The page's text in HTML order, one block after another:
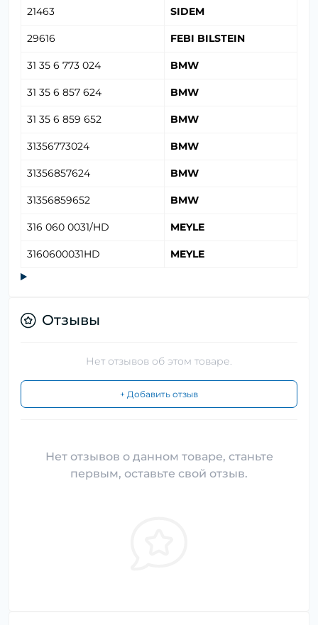
21463 SIDEM
29616 FEBI BILSTEIN
31 35 6 773 024 BMW
31 35 6 857 624 BMW
31 35 6 859 652 BMW
31356773024 BMW
31356857624 BMW
31356859652 BMW
316 060 0031/HD MEYLE
3160600031HD MEYLE
Отзывы
Нет отзывов об этом товаре.
+ Добавить отзыв
Нет отзывов о данном товаре, станьте
первым, оставьте свой отзыв.